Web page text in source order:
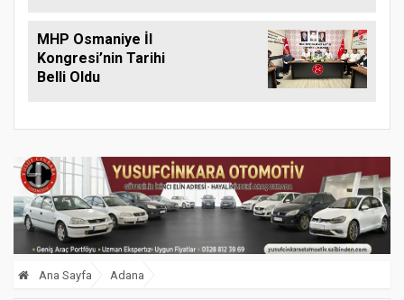
MHP Osmaniye İl
Kongresi’nin Tarihi
Belli Oldu
Ana Sayfa Adana